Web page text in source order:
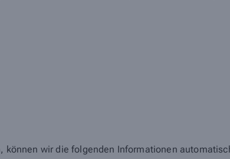
wir die folgenden Informationen